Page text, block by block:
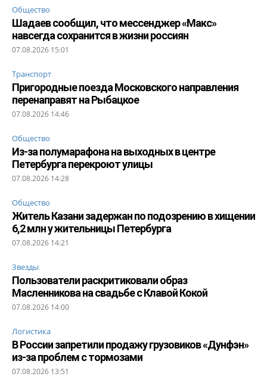
Общество
Шадаев сообщил, что мессенджер «Макс»
навсегда сохранится в жизни россиян
07.08.2026 15:01
Транспорт
Пригородные поезда Московского направления
перенаправят на Рыбацкое
07.08.2026 14:46
Общество
Из-за полумарафона на выходных в центре
Петербурга перекроют улицы
07.08.2026 14:28
Общество
Житель Казани задержан по подозрению в хищении
6,2 млн у жительницы Петербурга
07.08.2026 14:21
Звезды
Пользователи раскритиковали образ
Масленникова на свадьбе с Клавой Кокой
07.08.2026 14:00
Логистика
В России запретили продажу грузовиков «Дунфэн»
из-за проблем с тормозами
07.08.2026 13:51